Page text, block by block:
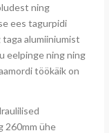
ning
ees tagurpidi
alumiiniumist
eelpinge ning ning
töökäik on
260mm ühe